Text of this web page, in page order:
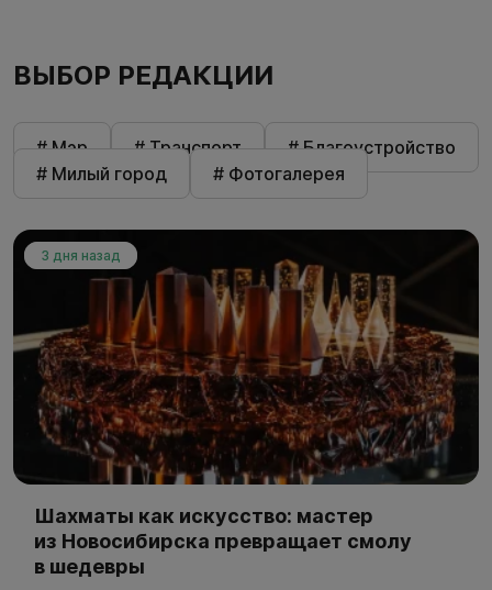
ВЫБОР РЕДАКЦИИ
# Мэр # Транспорт
# Благоустройство
# Милый город
# Фотогалерея
3 дня назад
Шахматы как искусство: мастер
из Новосибирска превращает смолу
в шедевры